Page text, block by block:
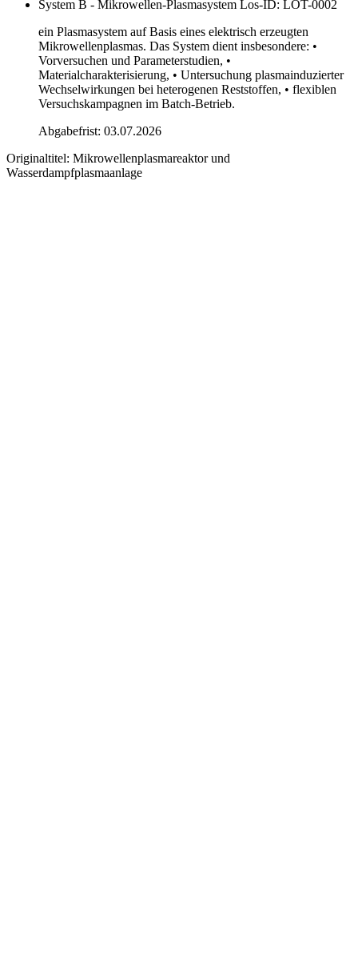
System B - Mikrowellen-Plasmasystem Los-ID: LOT-0002
ein Plasmasystem auf Basis eines elektrisch erzeugten
Mikrowellenplasmas. Das System dient insbesondere: •
Vorversuchen und Parameterstudien, •
Materialcharakterisierung, • Untersuchung plasmainduzierter
Wechselwirkungen bei heterogenen Reststoffen, • flexiblen
Versuchskampagnen im Batch-Betrieb.
Abgabefrist: 03.07.2026
Originaltitel: Mikrowellenplasmareaktor und
Wasserdampfplasmaanlage